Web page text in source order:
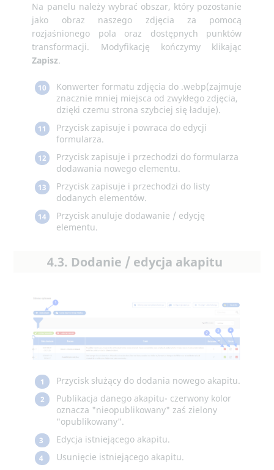
Na panelu należy wybrać obszar, który pozostanie
jako obraz naszego zdjęcia za pomocą
rozjaśnionego pola oraz dostępnych punktów
transformacji. Modyfikację kończymy klikając
Zapisz.
10
Konwerter formatu zdjęcia do .webp(zajmuje
znacznie mniej miejsca od zwykłego zdjęcia,
dzięki czemu strona szybciej się ładuje).
11
Przycisk zapisuje i powraca do edycji
formularza.
12
Przycisk zapisuje i przechodzi do formularza
dodawania nowego elementu.
13
Przycisk zapisuje i przechodzi do listy
dodanych elementów.
14
Przycisk anuluje dodawanie / edycję
elementu.
4.3. Dodanie / edycja akapitu
1 Przycisk służący do dodania nowego akapitu.
2
Publikacja danego akapitu- czerwony kolor
oznacza "nieopublikowany" zaś zielony
"opublikowany".
3 Edycja istniejącego akapitu.
4 Usunięcie istniejącego akapitu.